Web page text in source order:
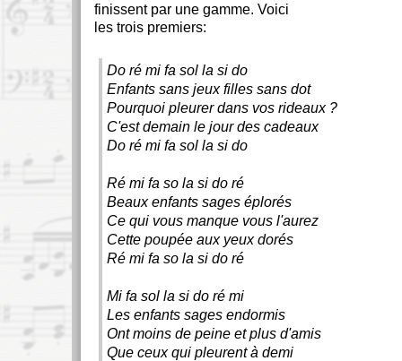
finissent par une gamme. Voici
les trois premiers:
Do ré mi fa sol la si do
Enfants sans jeux filles sans dot
Pourquoi pleurer dans vos rideaux ?
C'est demain le jour des cadeaux
Do ré mi fa sol la si do
Ré mi fa so la si do ré
Beaux enfants sages éplorés
Ce qui vous manque vous l'aurez
Cette poupée aux yeux dorés
Ré mi fa so la si do ré
Mi fa sol la si do ré mi
Les enfants sages endormis
Ont moins de peine et plus d'amis
Que ceux qui pleurent à demi